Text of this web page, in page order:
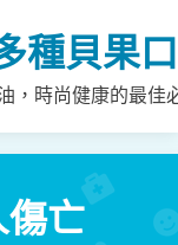
種貝果
，時尚健康的最
亡